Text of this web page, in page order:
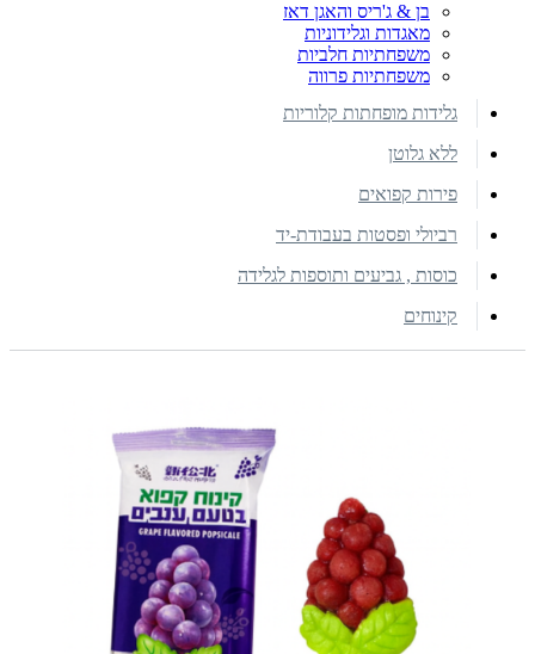
בן & ג'ריס והאגן דאז
מאגדות וגלידוניות
משפחתיות חלביות
משפחתיות פרווה
גלידות מופחתות קלוריות
ללא גלוטן
פירות קפואים
רביולי ופסטות בעבודת-יד
כוסות , גביעים ותוספות לגלידה
קינוחים